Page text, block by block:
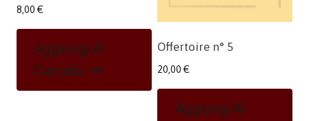
8,00 €
Aggiungi Al
Carrello
Offertoire n° 5
20,00 €
Aggiungi Al